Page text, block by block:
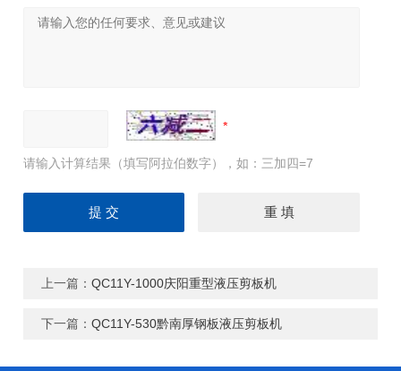
请输入计算结果（填写阿拉伯数字），如：三加四=7
上一篇：QC11Y-1000庆阳重型液压剪板机
下一篇：QC11Y-530黔南厚钢板液压剪板机